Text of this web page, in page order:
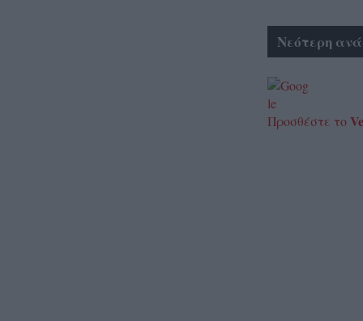
Νεότερη
Προσθέστε το